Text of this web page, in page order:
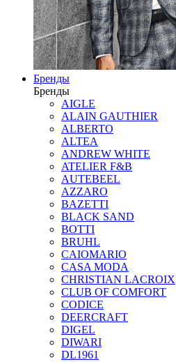
Бренды
Бренды
AIGLE
ALAIN GAUTHIER
ALBERTO
ALTEA
ANDREW WHITE
ATELIER F&B
AUTEBEEL
AZZARO
BAZETTI
BLACK SAND
BOTTI
BRUHL
CAIOMARIO
CASA MODA
CHRISTIAN LACROIX
CLUB OF COMFORT
CODICE
DEERCRAFT
DIGEL
DIWARI
DL1961